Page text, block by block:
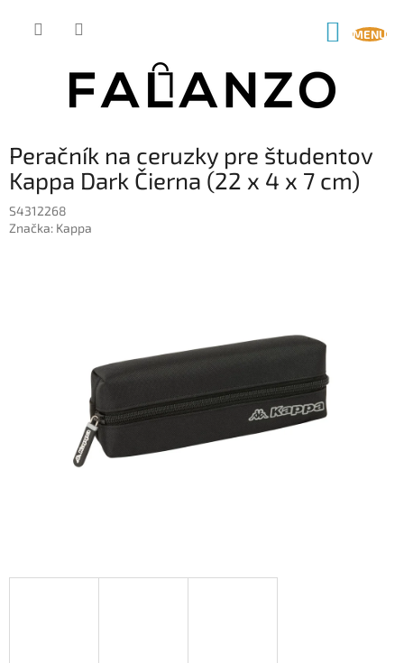
Peračník na ceruzky pre študentov
Kappa Dark Čierna (22 x 4 x 7 cm)
S4312268
Značka: Kappa